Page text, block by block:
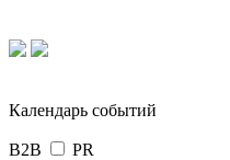
Календарь событий
B2B PR